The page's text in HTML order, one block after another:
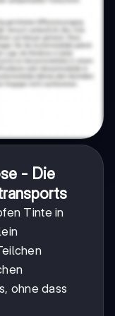
- Die
Tinte in
ohne dass